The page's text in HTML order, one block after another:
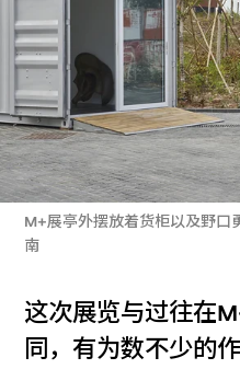
M+展亭外摆放着货柜以及野
南
这次展览与过往在
同，有为数不少的